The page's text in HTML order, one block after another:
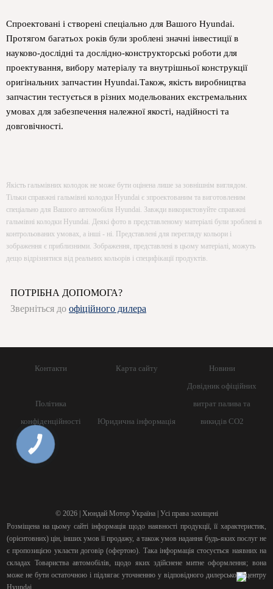
Спроектовані і створені спеціально для Вашого Hyundai.
Протягом багатьох років були зроблені значні інвестиції в
науково-дослідні та дослідно-конструкторські роботи для
проектування, вибору матеріалу та внутрішньої конструкції
оригінальних запчастин Hyundai.Також, якість виробництва
запчастин тестується в різних модельованих екстремальних
умовах для забезпечення належної якості, надійності та
довговічності.
Якість гальмівних колодок не може бути оцінена лише за зовнішнім виглядом.
Тільки справжні гальмівні колодки Hyundai є зпроектованим та виготовленим
спеціально для Вашого автомобіля Hyundai. Завжди використовуйте справжні
гальмівні колодки Hyundai. Деякі фото в представленому матеріалі були зроблені в
контрольованих умовах, а інші - ні. Представлені для перегляду кольори і
зображення є приблизними. Зображення, представлені в цьому матеріалі, можуть
дещо відрізнятися від реальних кольорів і специфікації продуктів.
ПОТРІБНА ДОПОМОГА?
Зверніться до офіційного дилера
Контакти Карта сайту Новини
Політика
конфіденційності
Юридична інформація
Довідник офіційних
витрат палива та
викидів СО2
© 2026 | Хюндай Мотор Україна | Усі права захищені
Розміщена на цьому сайті інформація щодо наявності продукції, її характеристик,
(орієнтовних) цін, інших умов її продажу, а також умов надання будь-яких послуг не
є пропозицією укласти договір (офертою). Така інформація стосується наявних на
складах Товариства автомобілів, щодо яких здійснене митне оформлення; вона
може не бути остаточною і підлягає уточненню у відповідного дилерського центру
КНОПКА
ЗВ'ЯЗКУ